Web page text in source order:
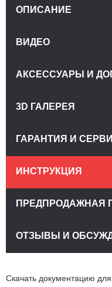
Скачать документацию
ОПИСАНИЕ
ВИДЕО
АКСЕССУАРЫ И
3D ГАЛЕРЕЯ
ГАРАНТИЯ И
ИНСТРУКЦИЯ
ПРЕДПРОДАЖНАЯ
ОТЗЫВЫ И